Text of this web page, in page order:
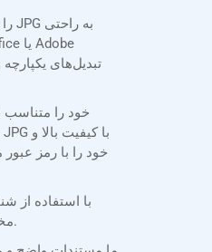
مخفی اعتبارسنجی می‌شوند و از دسترسی غیرمجاز جلوگیری می‌کنند. اسناد در طول پردازش محافظت می‌شوند و همه تبدیل‌ها با ثبات و محرمانه بودن انجام می‌شوند.